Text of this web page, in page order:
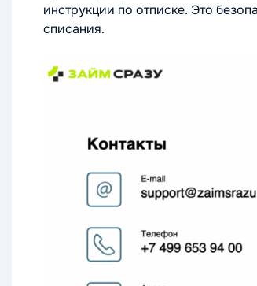
инструкции по отписке. Это
списания.